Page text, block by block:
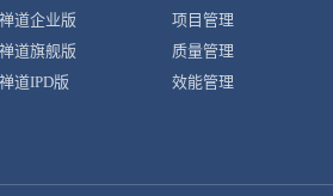
禅道企业版
禅道旗舰版
禅道IPD版
项目管理
质量管理
效能管理